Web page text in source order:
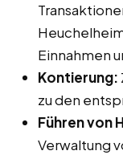
Einnahmen
Kontierung:
zu den
Führen von
Verwaltung